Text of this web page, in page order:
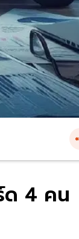
ด 4 คน